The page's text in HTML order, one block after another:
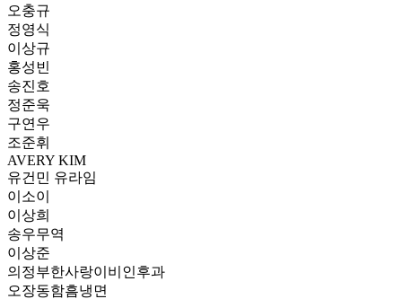
오충규
정영식
이상규
홍성빈
송진호
정준욱
구연우
조준휘
AVERY KIM
유건민 유라임
이소이
이상희
송우무역
이상준
의정부한사랑이비인후과
오장동함흠냉면